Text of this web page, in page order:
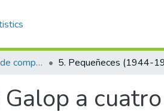
Música de cámara de compositores colombianos, Vol. 2. Luis Miguel de Zulategi y Huarte - Juan David Osorio
a